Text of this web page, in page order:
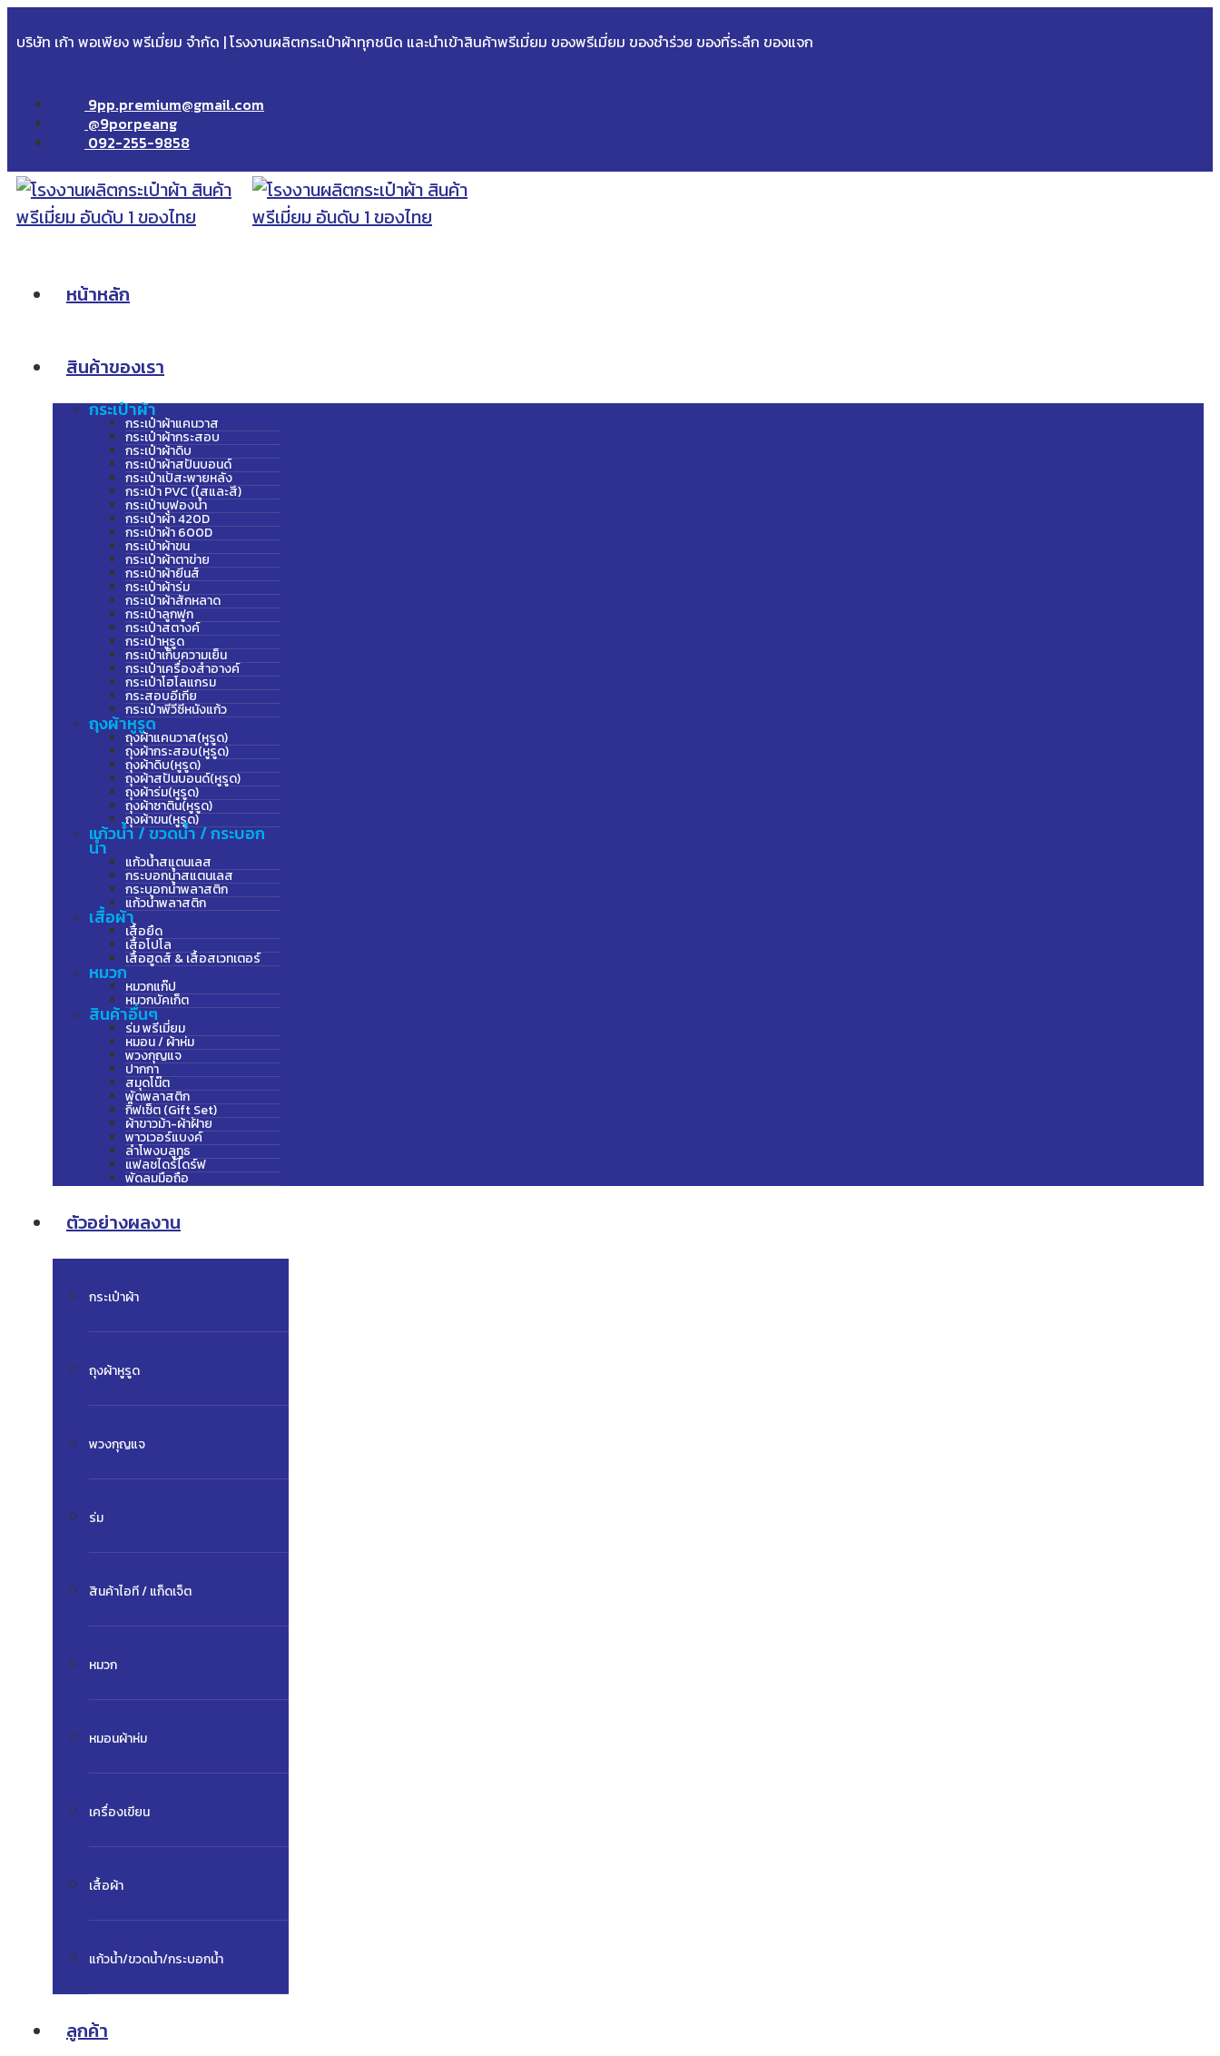
บริษัท เก้า พอเพียง พรีเมี่ยม จำกัด | โรงงานผลิตกระเป๋าผ้าทุกชนิด และนำเข้าสินค้าพรีเมี่ยม ของพรีเมี่ยม ของชำร่วย ของที่ระลึก ของแจก
9pp.premium@gmail.com
@9porpeang
092-255-9858
หน้าหลัก
สินค้าของเรา
กระเป๋าผ้า
กระเป๋าผ้าแคนวาส
กระเป๋าผ้ากระสอบ
กระเป๋าผ้าดิบ
กระเป๋าผ้าสปันบอนด์
กระเป๋าเป้สะพายหลัง
กระเป๋า PVC (ใสและสี)
กระเป๋าบุฟองน้ำ
กระเป๋าผ้า 420D
กระเป๋าผ้า 600D
กระเป๋าผ้าขน
กระเป๋าผ้าตาข่าย
กระเป๋าผ้ายีนส์
กระเป๋าผ้าร่ม
กระเป๋าผ้าสักหลาด
กระเป๋าลูกฟูก
กระเป๋าสตางค์
กระเป๋าหูรูด
กระเป๋าเก็บความเย็น
กระเป๋าเครื่องสำอางค์
กระเป๋าโฮโลแกรม
กระสอบอีเกีย
กระเป๋าพีวีซีหนังแก้ว
ถุงผ้าหูรูด
ถุงผ้าแคนวาส(หูรูด)
ถุงผ้ากระสอบ(หูรูด)
ถุงผ้าดิบ(หูรูด)
ถุงผ้าสปันบอนด์(หูรูด)
ถุงผ้าร่ม(หูรูด)
ถุงผ้าซาติน(หูรูด)
ถุงผ้าขน(หูรูด)
แก้วน้ำ / ขวดน้ำ / กระบอก
น้ำ
แก้วน้ำสแตนเลส
กระบอกน้ำสแตนเลส
กระบอกน้ำพลาสติก
แก้วน้ำพลาสติก
เสื้อผ้า
เสื้อยืด
เสื้อโปโล
เสื้อฮูดส์ & เสื้อสเวทเตอร์
หมวก
หมวกแก๊ป
หมวกบัคเก็ต
สินค้าอื่นๆ
ร่ม พรีเมี่ยม
หมอน / ผ้าห่ม
พวงกุญแจ
ปากกา
สมุดโน๊ต
พัดพลาสติก
กิ๊ฟเซ็ต (Gift Set)
ผ้าขาวม้า-ผ้าฝ้าย
พาวเวอร์แบงค์
ลำโพงบลูทูธ
แฟลชไดร์ไดร์ฟ
พัดลมมือถือ
ตัวอย่างผลงาน
กระเป๋าผ้า
ถุงผ้าหูรูด
พวงกุญแจ
ร่ม
สินค้าไอที / แก็ดเจ็ต
หมวก
หมอนผ้าห่ม
เครื่องเขียน
เสื้อผ้า
แก้วน้ำ/ขวดน้ำ/กระบอกน้ำ
ลูกค้า